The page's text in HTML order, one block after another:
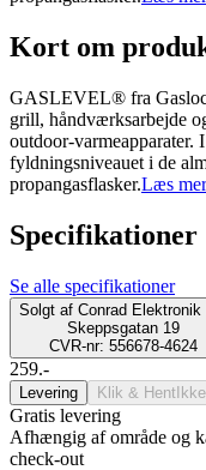
Kort om
GASLEVEL® fra
grill, håndværksarbejde
outdoor-varmeapparater.
fyldningsniveauet i de
propangasflasker.Læs
Specifikationer
Se alle specifikationer
Solgt af Conrad Elektronik
Skeppsgatan 19
CVR-nr: 556678-4624
259.-
Levering Klik & Hent
Gratis levering
Afhængig af område og
check-out